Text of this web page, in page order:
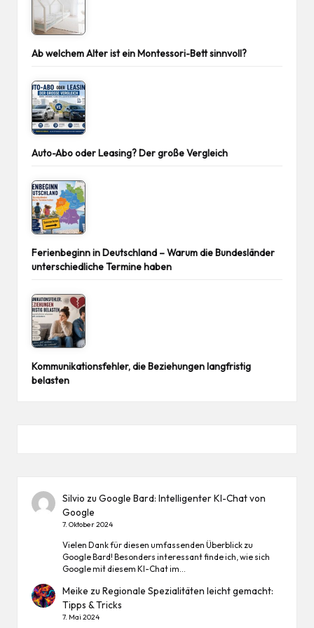
Ab welchem Alter ist ein Montessori-Bett sinnvoll?
Auto-Abo oder Leasing? Der große Vergleich
Ferienbeginn in Deutschland – Warum die Bundesländer
unterschiedliche Termine haben
Kommunikationsfehler, die Beziehungen langfristig
belasten
Silvio zuGoogle Bard: Intelligenter KI-Chat von
Google
7. Oktober 2024
Vielen Dank für diesen umfassenden Überblick zu
Google Bard! Besonders interessant finde ich, wie sich
Google mit diesem KI-Chat im…
Meike zuRegionale Spezialitäten leicht gemacht:
Tipps & Tricks
7. Mai 2024